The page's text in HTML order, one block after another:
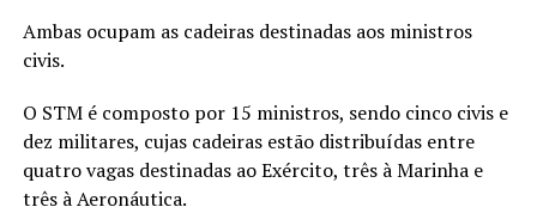
Ambas ocupam as cadeiras destinadas aos ministros
civis.
O STM é composto por 15 ministros, sendo cinco civis e
dez militares, cujas cadeiras estão distribuídas entre
quatro vagas destinadas ao Exército, três à Marinha e
três à Aeronáutica.